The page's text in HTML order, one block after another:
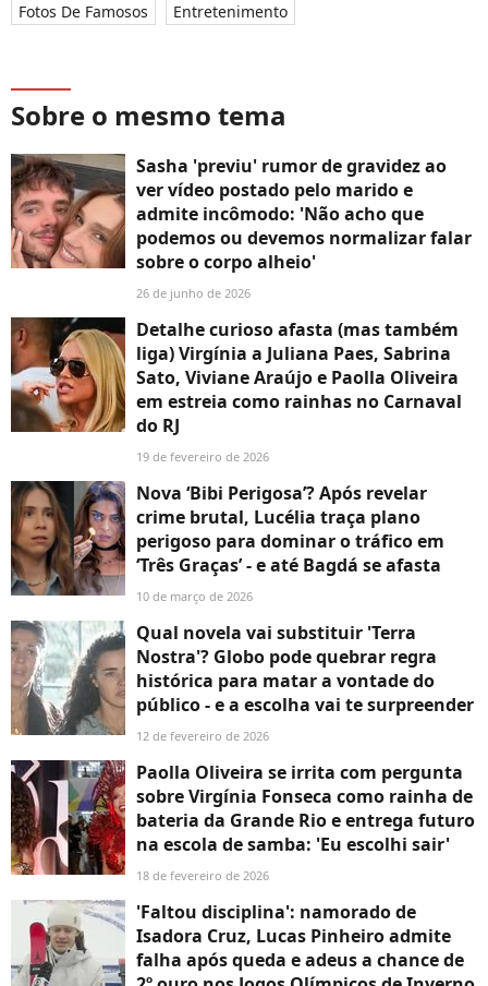
Fotos De Famosos
Entretenimento
Sobre o mesmo tema
Sasha 'previu' rumor de gravidez ao
ver vídeo postado pelo marido e
admite incômodo: 'Não acho que
podemos ou devemos normalizar falar
sobre o corpo alheio'
26 de junho de 2026
Detalhe curioso afasta (mas também
liga) Virgínia a Juliana Paes, Sabrina
Sato, Viviane Araújo e Paolla Oliveira
em estreia como rainhas no Carnaval
do RJ
19 de fevereiro de 2026
Nova ‘Bibi Perigosa’? Após revelar
crime brutal, Lucélia traça plano
perigoso para dominar o tráfico em
‘Três Graças’ - e até Bagdá se afasta
10 de março de 2026
Qual novela vai substituir 'Terra
Nostra'? Globo pode quebrar regra
histórica para matar a vontade do
público - e a escolha vai te surpreender
12 de fevereiro de 2026
Paolla Oliveira se irrita com pergunta
sobre Virgínia Fonseca como rainha de
bateria da Grande Rio e entrega futuro
na escola de samba: 'Eu escolhi sair'
18 de fevereiro de 2026
'Faltou disciplina': namorado de
Isadora Cruz, Lucas Pinheiro admite
falha após queda e adeus a chance de